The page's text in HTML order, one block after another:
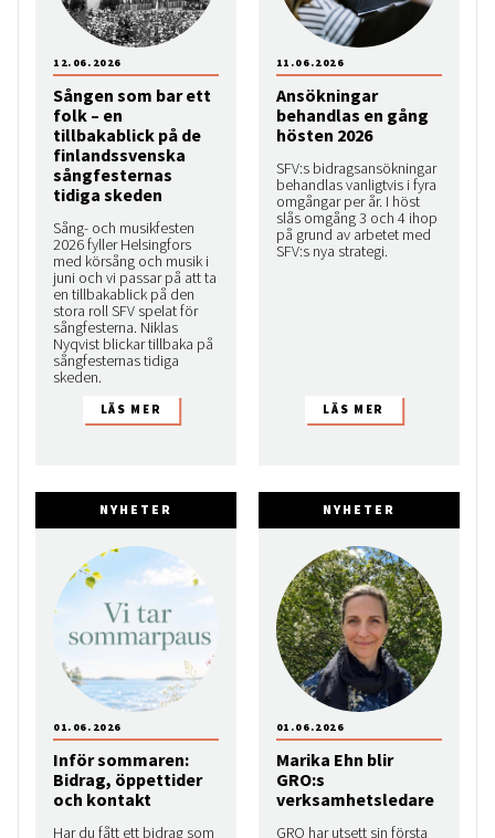
Sången som bar ett
folk – en
tillbakablick på de
finlandssvenska
sångfesternas
tidiga skeden
Sång- och musikfesten
2026 fyller Helsingfors
med körsång och musik i
juni och vi passar på att ta
en tillbakablick på den
stora roll SFV spelat för
sångfesterna. Niklas
Nyqvist blickar tillbaka på
sångfesternas tidiga
skeden.
12.06.2026
Ansökningar
behandlas en gång
hösten 2026
SFV:s bidragsansökningar
behandlas vanligtvis i fyra
omgångar per år. I höst
slås omgång 3 och 4 ihop
på grund av arbetet med
SFV:s nya strategi.
11.06.2026
NYHETER
Inför sommaren:
Bidrag, öppettider
och kontakt
Har du fått ett bidrag som
01.06.2026
NYHETER
Marika Ehn blir
GRO:s
verksamhetsledare
GRO har utsett sin första
01.06.2026